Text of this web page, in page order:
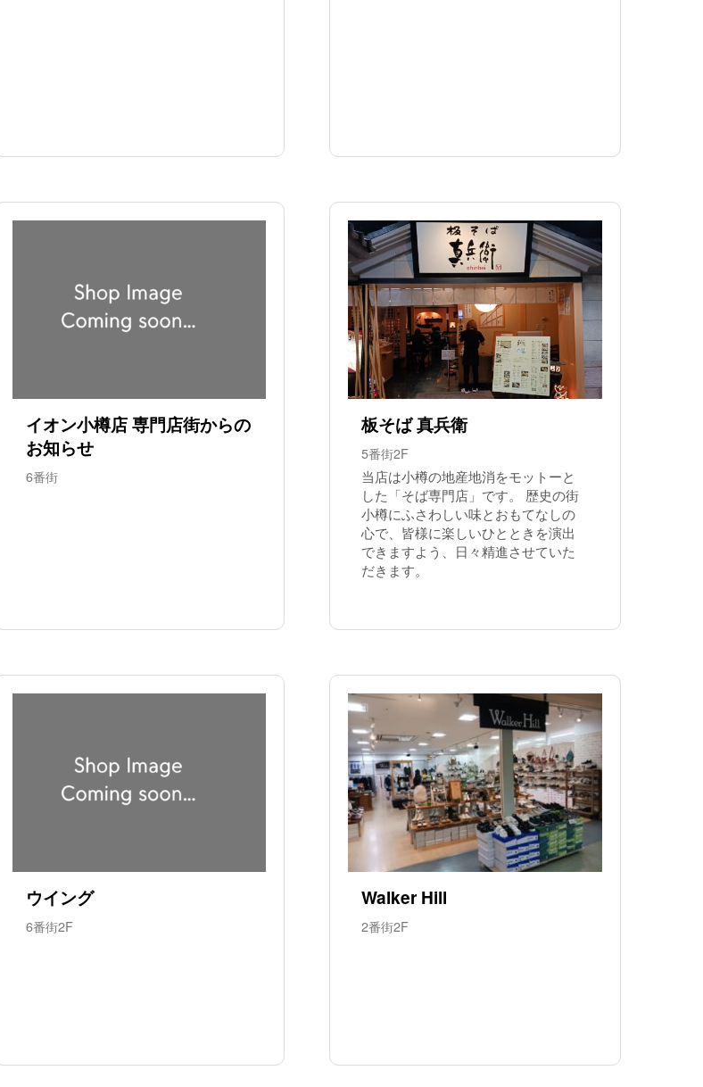
イオン小樽店 専門店街からの
お知らせ
6番街
板そば 真兵衛
5番街2F
当店は小樽の地産地消をモットーと
した「そば専門店」です。 歴史の街
小樽にふさわしい味とおもてなしの
心で、皆様に楽しいひとときを演出
できますよう、日々精進させていた
だきます。
ウイング
6番街2F
Walker Hill
2番街2F